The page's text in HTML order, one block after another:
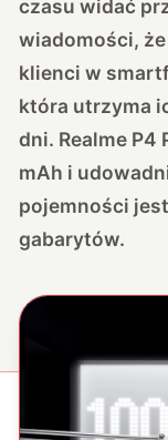
czasu widać
wiadomości,
klienci w
która utrzyma
dni. Realme P4
mAh i
pojemności
gabarytów.